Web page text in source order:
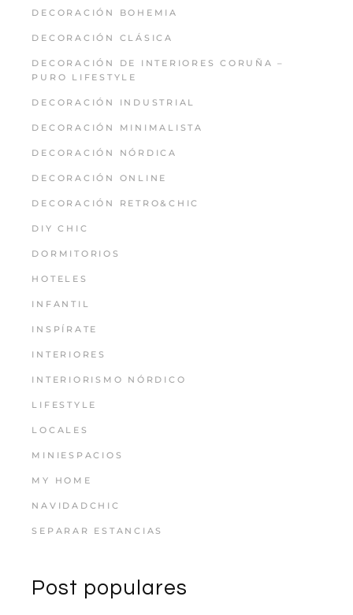
DECORACIÓN BOHEMIA
DECORACIÓN CLÁSICA
DECORACIÓN DE INTERIORES CORUÑA –
PURO LIFESTYLE
DECORACIÓN INDUSTRIAL
DECORACIÓN MINIMALISTA
DECORACIÓN NÓRDICA
DECORACIÓN ONLINE
DECORACIÓN RETRO&CHIC
DIY CHIC
DORMITORIOS
HOTELES
INFANTIL
INSPÍRATE
INTERIORES
INTERIORISMO NÓRDICO
LIFESTYLE
LOCALES
MINIESPACIOS
MY HOME
NAVIDADCHIC
SEPARAR ESTANCIAS
Post populares